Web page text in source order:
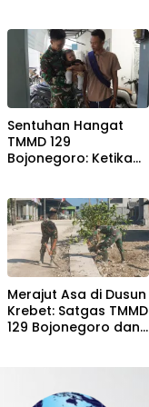
Sentuhan Hangat
TMMD 129
Bojonegoro: Ketika
Sang Balita di
Kesongo
Merajut Asa di Dusun
Krebet: Satgas TMMD
129 Bojonegoro dan